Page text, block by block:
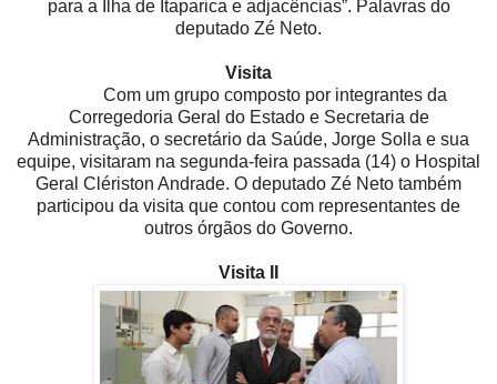
para a Ilha de Itaparica e adjacências”. Palavras do
deputado Zé Neto.
Visita
Com um grupo composto por integrantes da
Corregedoria Geral do Estado e Secretaria de
Administração, o secretário da Saúde, Jorge Solla e sua
equipe, visitaram na segunda-feira passada (14) o Hospital
Geral Clériston Andrade. O deputado Zé Neto também
participou da visita que contou com representantes de
outros órgãos do Governo.
Visita II